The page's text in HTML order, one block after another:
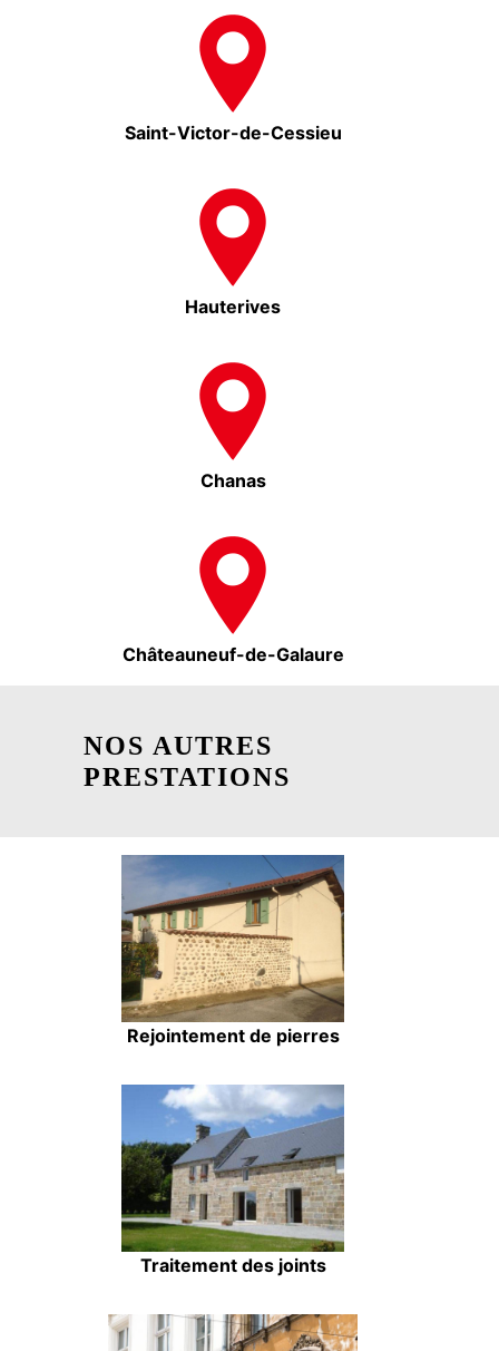
Saint-Victor-de-Cessieu
Hauterives
Chanas
Châteauneuf-de-Galaure
NOS AUTRES
PRESTATIONS
Rejointement de pierres
Traitement des joints